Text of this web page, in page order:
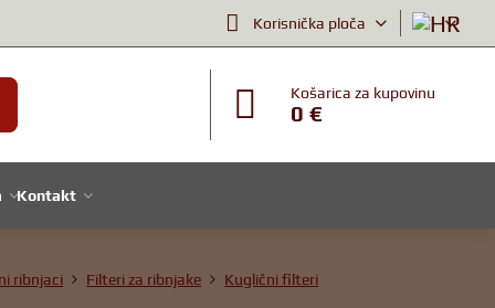
Korisnička ploča
Košarica za kupovinu
0 €
Kontakt
ribnjaci Filteri za ribnjake Kuglični filteri